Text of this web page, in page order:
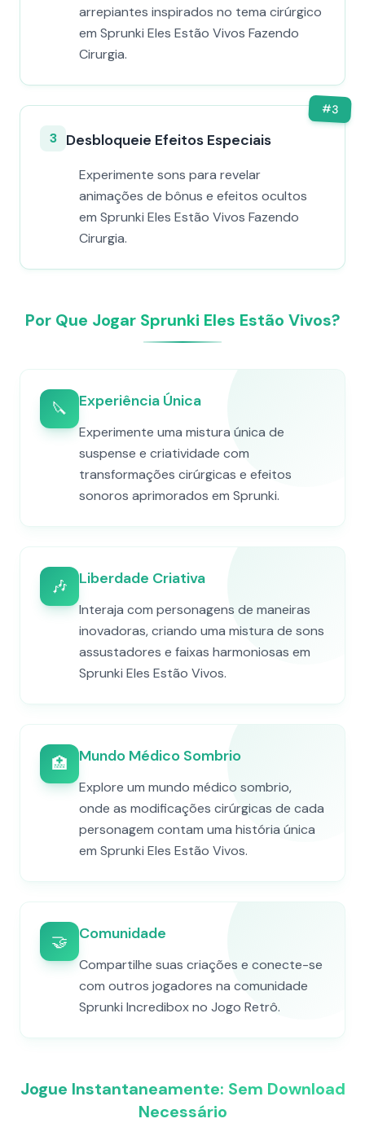
arrepiantes inspirados no tema cirúrgico
em Sprunki Eles Estão Vivos Fazendo
Cirurgia.
#3
3 Desbloqueie Efeitos Especiais
Experimente sons para revelar
animações de bônus e efeitos ocultos
em Sprunki Eles Estão Vivos Fazendo
Cirurgia.
Por Que Jogar Sprunki Eles Estão Vivos?
🔪 Experiência Única
Experimente uma mistura única de
suspense e criatividade com
transformações cirúrgicas e efeitos
sonoros aprimorados em Sprunki.
🎶 Liberdade Criativa
Interaja com personagens de maneiras
inovadoras, criando uma mistura de sons
assustadores e faixas harmoniosas em
Sprunki Eles Estão Vivos.
🏥 Mundo Médico Sombrio
Explore um mundo médico sombrio,
onde as modificações cirúrgicas de cada
personagem contam uma história única
em Sprunki Eles Estão Vivos.
🤝 Comunidade
Compartilhe suas criações e conecte-se
com outros jogadores na comunidade
Sprunki Incredibox no Jogo Retrô.
Jogue Instantaneamente: Sem Download
Necessário